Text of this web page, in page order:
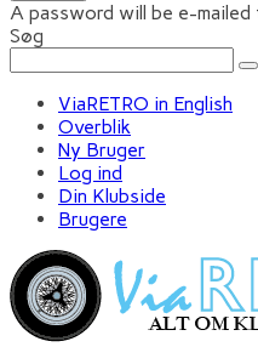
A password will be e-mailed
Søg
ViaRETRO in English
Overblik
Ny Bruger
Log ind
Din Klubside
Brugere